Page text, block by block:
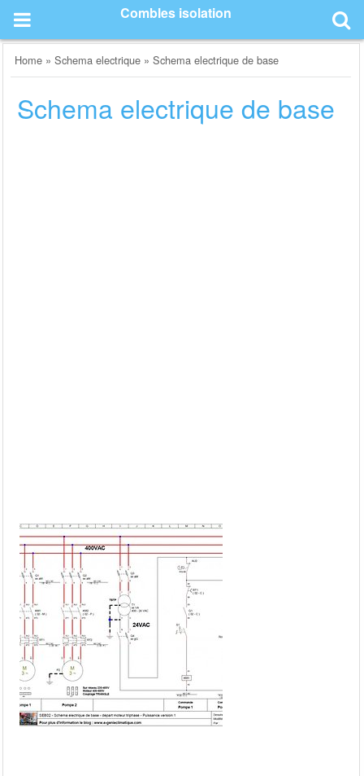
content
Combles isolation
Home »Schema electrique »Schema electrique de base
Schema electrique de base